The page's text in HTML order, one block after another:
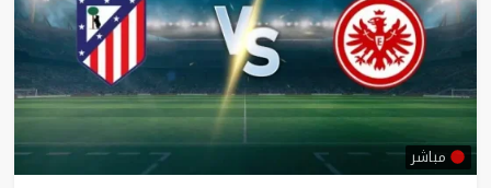
مباشر